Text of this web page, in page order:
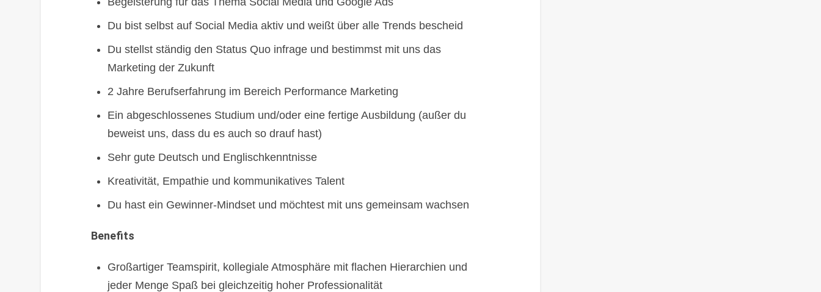
Du bist selbst auf Social Media aktiv und weißt über alle Trends bescheid
Du stellst ständig den Status Quo infrage und bestimmst mit uns das
Marketing der Zukunft
2 Jahre Berufserfahrung im Bereich Performance Marketing
Ein abgeschlossenes Studium und/oder eine fertige Ausbildung (außer du
beweist uns, dass du es auch so drauf hast)
Sehr gute Deutsch und Englischkenntnisse
Kreativität, Empathie und kommunikatives Talent
Du hast ein Gewinner-Mindset und möchtest mit uns gemeinsam wachsen
Benefits
Großartiger Teamspirit, kollegiale Atmosphäre mit flachen Hierarchien und
jeder Menge Spaß bei gleichzeitig hoher Professionalität